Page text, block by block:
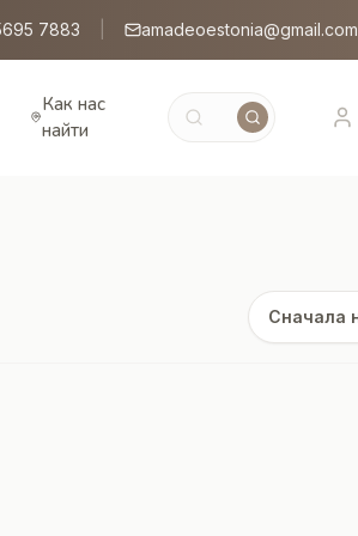
7883 amadeoestonia@gmail.com
Как нас
найти